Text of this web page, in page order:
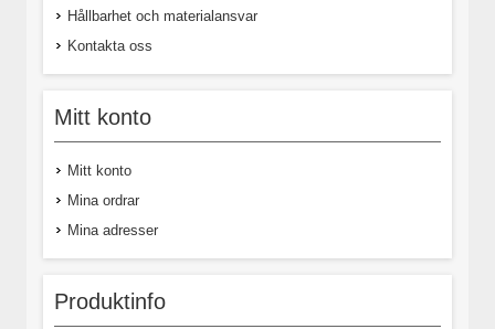
Hållbarhet och materialansvar
Kontakta oss
Mitt konto
Mitt konto
Mina ordrar
Mina adresser
Produktinfo